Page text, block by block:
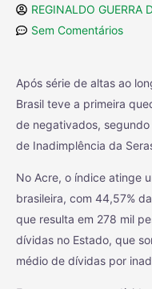
REGINALDO GUERRA
Sem Comentários
Após série de altas ao
Brasil teve a primeira
de negativados,
de Inadimplência da
No Acre, o índice atinge
brasileira, com 44,57%
que resulta em 278 mil
dívidas no Estado, que
médio de dívidas por